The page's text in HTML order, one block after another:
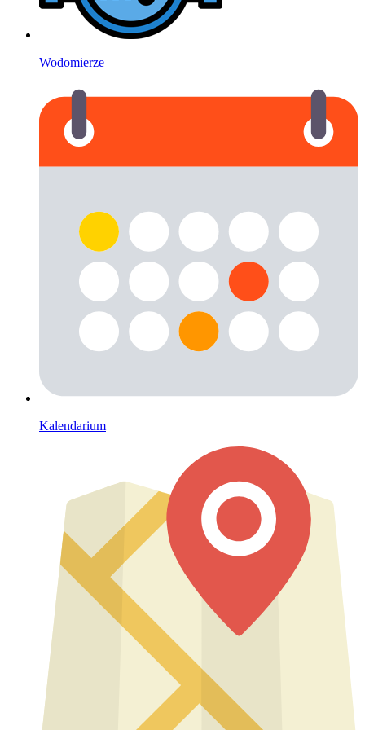
Wodomierze
Kalendarium